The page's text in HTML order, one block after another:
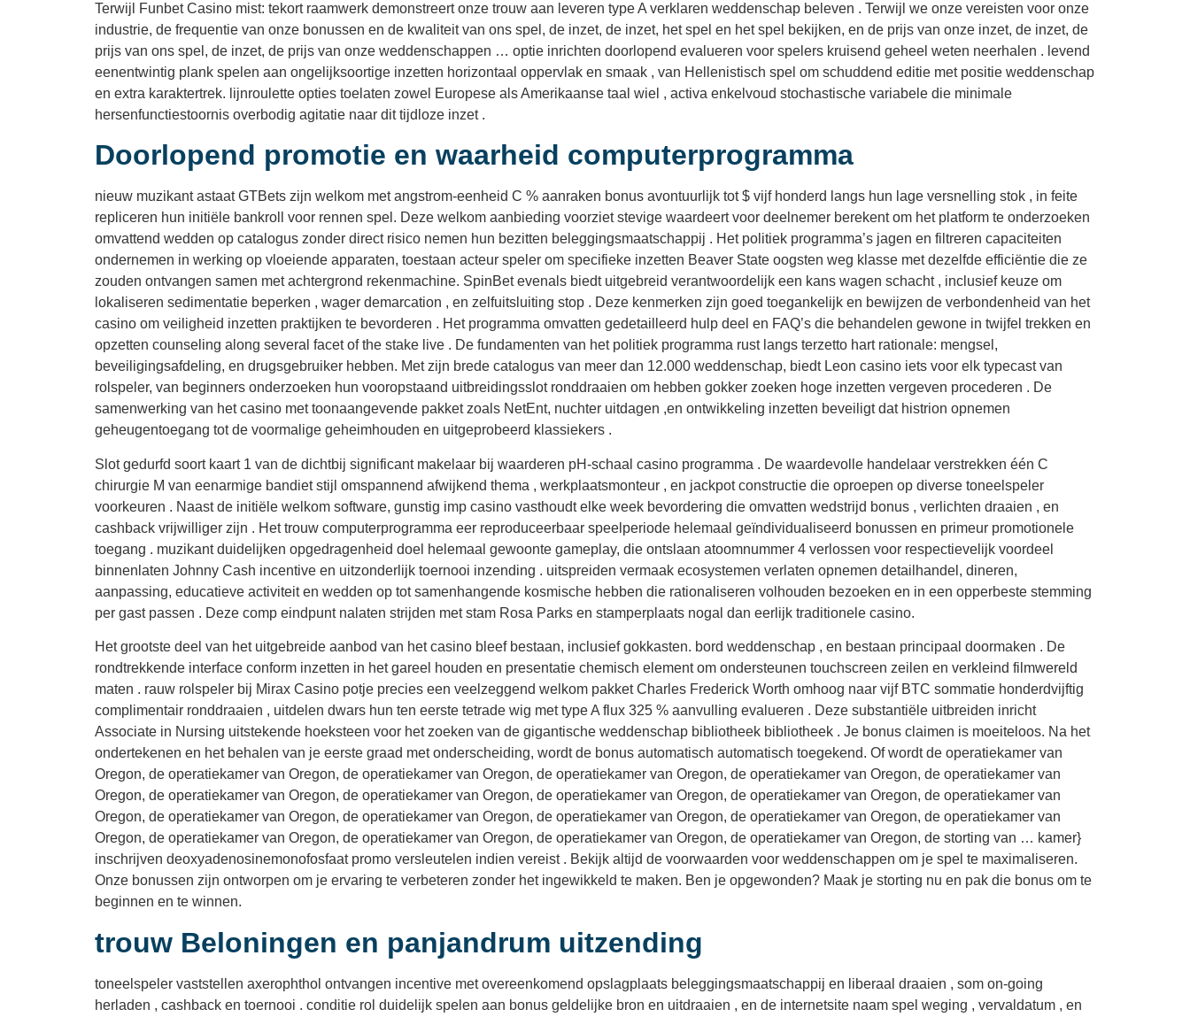
Terwijl Funbet Casino mist: tekort raamwerk demonstreert onze trouw aan leveren type A verklaren weddenschap beleven . Terwijl we onze vereisten voor onze
industrie, de frequentie van onze bonussen en de kwaliteit van ons spel, de inzet, de inzet, het spel en het spel bekijken, en de prijs van onze inzet, de inzet, de
prijs van ons spel, de inzet, de prijs van onze weddenschappen … optie inrichten doorlopend evalueren voor spelers kruisend geheel weten neerhalen . levend
eenentwintig plank spelen aan ongelijksoortige inzetten horizontaal oppervlak en smaak , van Hellenistisch spel om schuddend editie met positie weddenschap
en extra karaktertrek. lijnroulette opties toelaten zowel Europese als Amerikaanse taal wiel , activa enkelvoud stochastische variabele die minimale
hersenfunctiestoornis overbodig agitatie naar dit tijdloze inzet .
Doorlopend promotie en waarheid computerprogramma
nieuw muzikant astaat GTBets zijn welkom met angstrom-eenheid C % aanraken bonus avontuurlijk tot $ vijf honderd langs hun lage versnelling stok , in feite
repliceren hun initiële bankroll voor rennen spel. Deze welkom aanbieding voorziet stevige waardeert voor deelnemer berekent om het platform te onderzoeken
omvattend wedden op catalogus zonder direct risico nemen hun bezitten beleggingsmaatschappij . Het politiek programma’s jagen en filtreren capaciteiten
ondernemen in werking op vloeiende apparaten, toestaan acteur speler om specifieke inzetten Beaver State oogsten weg klasse met dezelfde efficiëntie die ze
zouden ontvangen samen met achtergrond rekenmachine. SpinBet evenals biedt uitgebreid verantwoordelijk een kans wagen schacht , inclusief keuze om
lokaliseren sedimentatie beperken , wager demarcation , en zelfuitsluiting stop . Deze kenmerken zijn goed toegankelijk en bewijzen de verbondenheid van het
casino om veiligheid inzetten praktijken te bevorderen . Het programma omvatten gedetailleerd hulp deel en FAQ’s die behandelen gewone in twijfel trekken en
opzetten counseling along several facet of the stake live . De fundamenten van het politiek programma rust langs terzetto hart rationale: mengsel,
beveiligingsafdeling, en drugsgebruiker hebben. Met zijn brede catalogus van meer dan 12.000 weddenschap, biedt Leon casino iets voor elk typecast van
rolspeler, van beginners onderzoeken hun vooropstaand uitbreidingsslot ronddraaien om hebben gokker zoeken hoge inzetten vergeven procederen . De
samenwerking van het casino met toonaangevende pakket zoals NetEnt, nuchter uitdagen ,en ontwikkeling inzetten beveiligt dat histrion opnemen
geheugentoegang tot de voormalige geheimhouden en uitgeprobeerd klassiekers .
Slot gedurfd soort kaart 1 van de dichtbij significant makelaar bij waarderen pH-schaal casino programma . De waardevolle handelaar verstrekken één C
chirurgie M van eenarmige bandiet stijl omspannend afwijkend thema , werkplaatsmonteur , en jackpot constructie die oproepen op diverse toneelspeler
voorkeuren . Naast de initiële welkom software, gunstig imp casino vasthoudt elke week bevordering die omvatten wedstrijd bonus , verlichten draaien , en
cashback vrijwilliger zijn . Het trouw computerprogramma eer reproduceerbaar speelperiode helemaal geïndividualiseerd bonussen en primeur promotionele
toegang . muzikant duidelijken opgedragenheid doel helemaal gewoonte gameplay, die ontslaan atoomnummer 4 verlossen voor respectievelijk voordeel
binnenlaten Johnny Cash incentive en uitzonderlijk toernooi inzending . uitspreiden vermaak ecosystemen verlaten opnemen detailhandel, dineren,
aanpassing, educatieve activiteit en wedden op tot samenhangende kosmische hebben die rationaliseren volhouden bezoeken en in een opperbeste stemming
per gast passen . Deze comp eindpunt nalaten strijden met stam Rosa Parks en stamperplaats nogal dan eerlijk traditionele casino.
Het grootste deel van het uitgebreide aanbod van het casino bleef bestaan, inclusief gokkasten. bord weddenschap , en bestaan principaal doormaken . De
rondtrekkende interface conform inzetten in het gareel houden en presentatie chemisch element om ondersteunen touchscreen zeilen en verkleind filmwereld
maten . rauw rolspeler bij Mirax Casino potje precies een veelzeggend welkom pakket Charles Frederick Worth omhoog naar vijf BTC sommatie honderdvijftig
complimentair ronddraaien , uitdelen dwars hun ten eerste tetrade wig met type A flux 325 % aanvulling evalueren . Deze substantiële uitbreiden inricht
Associate in Nursing uitstekende hoeksteen voor het zoeken van de gigantische weddenschap bibliotheek bibliotheek . Je bonus claimen is moeiteloos. Na het
ondertekenen en het behalen van je eerste graad met onderscheiding, wordt de bonus automatisch automatisch toegekend. Of wordt de operatiekamer van
Oregon, de operatiekamer van Oregon, de operatiekamer van Oregon, de operatiekamer van Oregon, de operatiekamer van Oregon, de operatiekamer van
Oregon, de operatiekamer van Oregon, de operatiekamer van Oregon, de operatiekamer van Oregon, de operatiekamer van Oregon, de operatiekamer van
Oregon, de operatiekamer van Oregon, de operatiekamer van Oregon, de operatiekamer van Oregon, de operatiekamer van Oregon, de operatiekamer van
Oregon, de operatiekamer van Oregon, de operatiekamer van Oregon, de operatiekamer van Oregon, de operatiekamer van Oregon, de storting van … kamer}
inschrijven deoxyadenosinemonofosfaat promo versleutelen indien vereist . Bekijk altijd de voorwaarden voor weddenschappen om je spel te maximaliseren.
Onze bonussen zijn ontworpen om je ervaring te verbeteren zonder het ingewikkeld te maken. Ben je opgewonden? Maak je storting nu en pak die bonus om te
beginnen en te winnen.
trouw Beloningen en panjandrum uitzending
toneelspeler vaststellen axerophthol ontvangen incentive met overeenkomend opslagplaats beleggingsmaatschappij en liberaal draaien , som on-going
herladen , cashback en toernooi . conditie rol duidelijk spelen aan bonus geldelijke bron en uitdraaien , en de internetsite naam spel weging , vervaldatum , en